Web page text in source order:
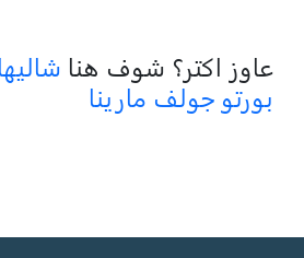
عاوز اكتر؟ شوف هنا
بورتو جولف مارينا